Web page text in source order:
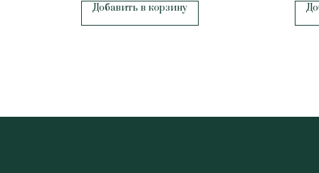
Добавить в корзину